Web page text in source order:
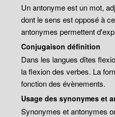
Un antonyme est un mot,
dont le sens est opposé à
antonymes permettent
Conjugaison définition
Dans les langues dîtes
la flexion des verbes. La
fonction des évènements.
Usage des synonymes et
Synonymes et antonymes